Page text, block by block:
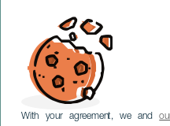
With your agreement, we and